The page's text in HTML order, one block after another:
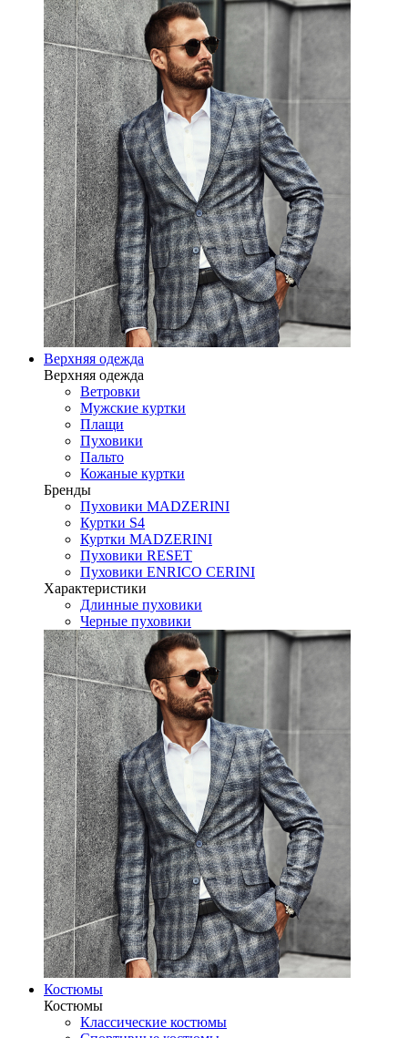
Верхняя одежда
Верхняя одежда
Ветровки
Мужские куртки
Плащи
Пуховики
Пальто
Кожаные куртки
Бренды
Пуховики MADZERINI
Куртки S4
Куртки MADZERINI
Пуховики RESET
Пуховики ENRICO CERINI
Характеристики
Длинные пуховики
Черные пуховики
Костюмы
Костюмы
Классические костюмы